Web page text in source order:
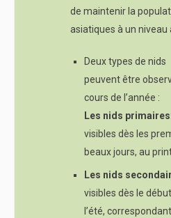
de maintenir la
asiatiques à un niveau
Deux types de nids
peuvent être
cours de l’année :
Les nids primaires
visibles dès les
beaux jours, au
Les nids
visibles dès le
l’été,